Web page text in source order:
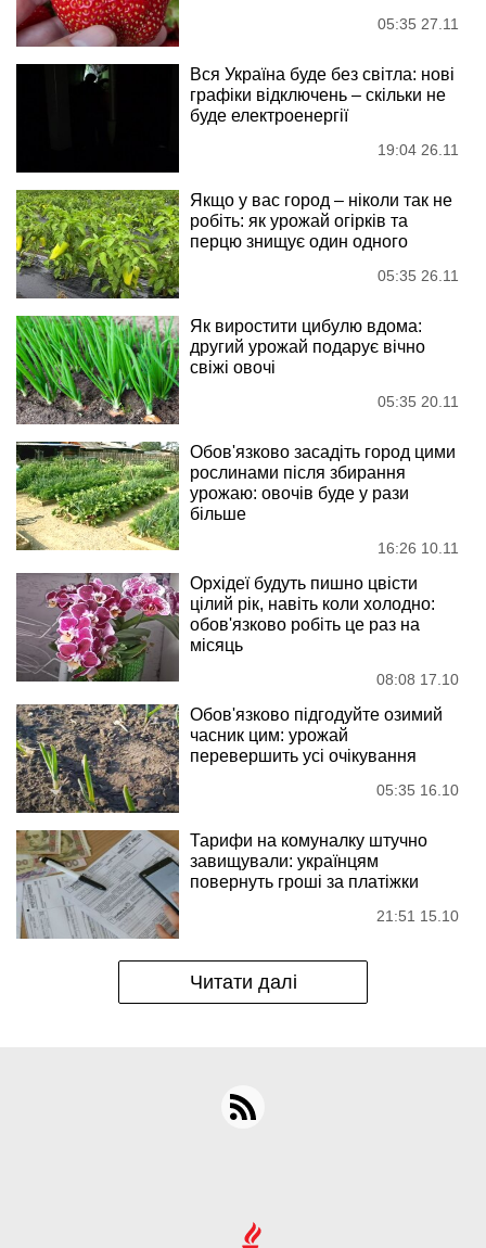
05:35 27.11
Вся Україна буде без світла: нові
графіки відключень – скільки не
буде електроенергії
19:04 26.11
Якщо у вас город – ніколи так не
робіть: як урожай огірків та
перцю знищує один одного
05:35 26.11
Як виростити цибулю вдома:
другий урожай подарує вічно
свіжі овочі
05:35 20.11
Обов'язково засадіть город цими
рослинами після збирання
урожаю: овочів буде у рази
більше
16:26 10.11
Орхідеї будуть пишно цвісти
цілий рік, навіть коли холодно:
обов'язково робіть це раз на
місяць
08:08 17.10
Обов'язково підгодуйте озимий
часник цим: урожай
перевершить усі очікування
05:35 16.10
Тарифи на комуналку штучно
завищували: українцям
повернуть гроші за платіжки
21:51 15.10
Читати далі